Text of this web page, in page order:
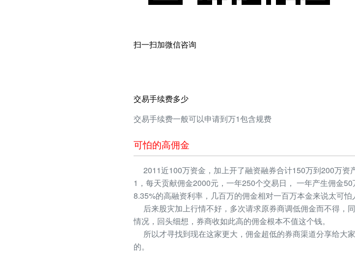
扫一扫加微信咨询
交易手续费多少
交易手续费一般可以申请到万1包含规费
可怕的高佣金
2011近100万资金，加上开了融资融券合计150万到200万资
1，每天贡献佣金2000元，一年250个交易日， 一年产生佣金
8.35%的高融资利率，几百万的佣金相对一百万本金来说太可怕
后来股灾加上行情不好，多次请求原券商调低佣金而不得，
情况，回头细想，券商收如此高的佣金根本不值这个钱。
所以才寻找到现在这家更大，佣金超低的券商渠道分享给大
的。